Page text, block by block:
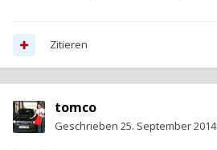
Zitieren
tomco
Geschrieben 25. September 2014